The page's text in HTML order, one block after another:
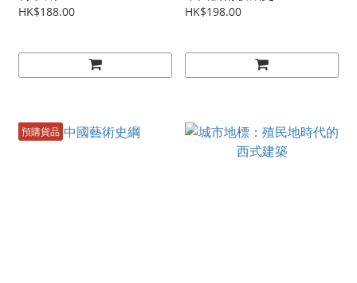
HK$188.00 HK$198.00
預購貨品